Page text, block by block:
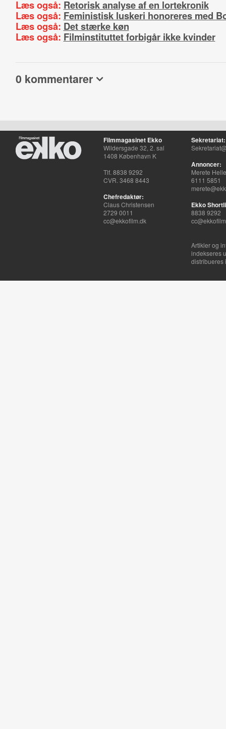
Læs også: Retorisk analyse af en lortekronik
Læs også: Feministisk luskeri honoreres med
Læs også: Det stærke køn
Læs også: Filminstituttet forbigår ikke kvinder
0 kommentarer
Filmmagasinet Ekko
Wildersgade 32, 2. sal
1408 København K
Tlf. 8838 9292
CVR. 3468 8443
Chefredaktør:
Claus Christensen
2729 0011
cc@ekkofilm.dk
Sekretariat:
Annoncer:
Merete
6111 5851
Ekko
8838 9292
Artikler og
indekseres
distribueres